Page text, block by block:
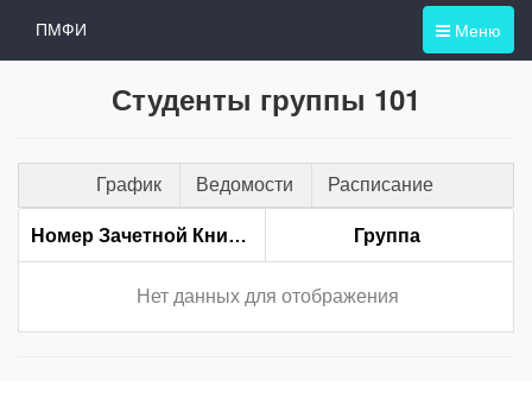
Меню
ПМФИ
Студенты группы 101
График Ведомости Расписание
Номер Зачетной Книжки Группа
Нет данных для отображения